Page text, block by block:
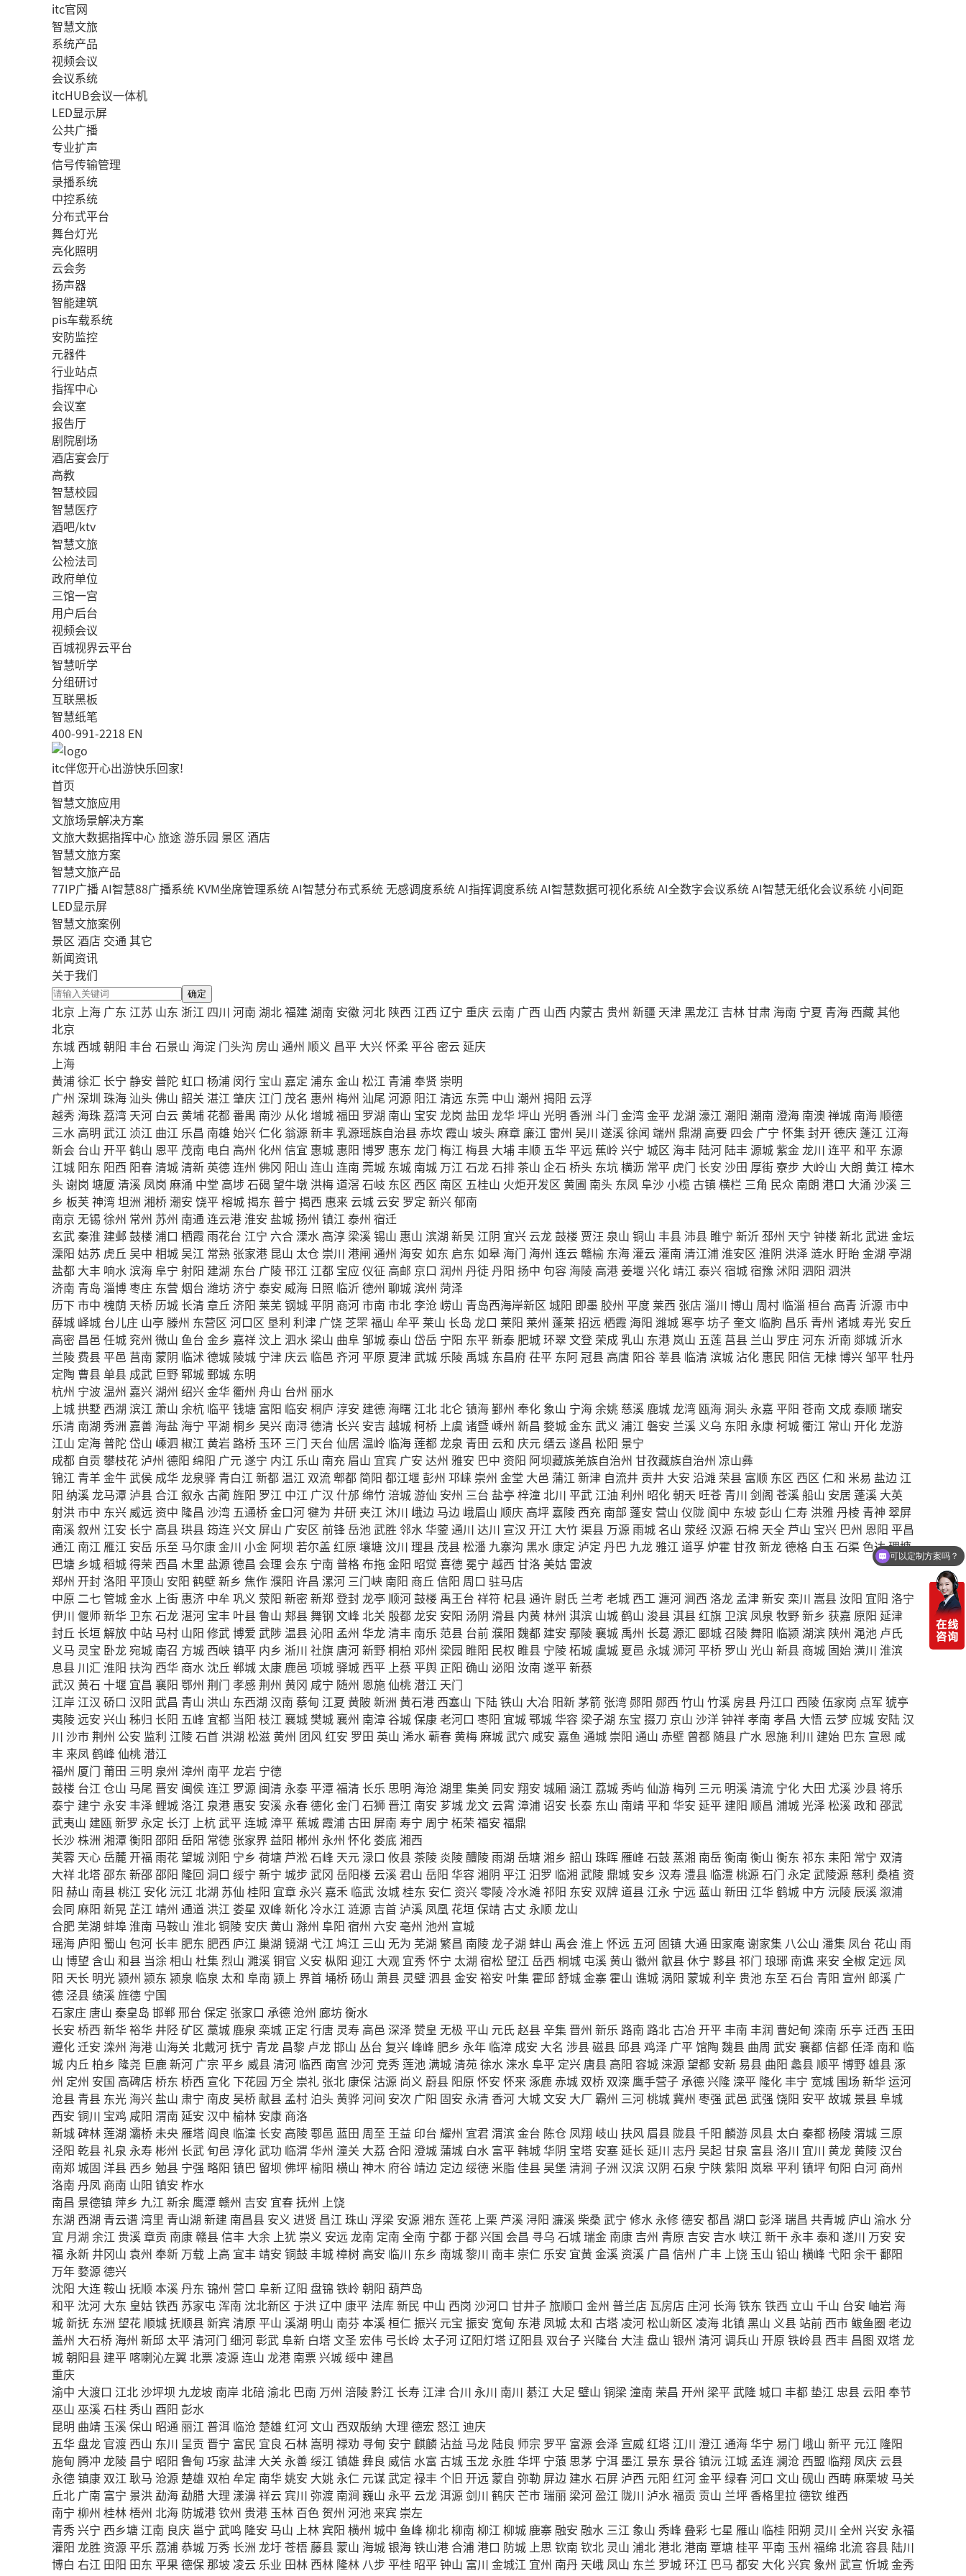
itc官网
智慧文旅
系统产品
视频会议
会议系统
itcHUB会议一体机
LED显示屏
公共广播
专业扩声
信号传输管理
录播系统
中控系统
分布式平台
舞台灯光
亮化照明
云会务
扬声器
智能建筑
pis车载系统
安防监控
元器件
行业站点
指挥中心
会议室
报告厅
剧院剧场
酒店宴会厅
高教
智慧校园
智慧医疗
酒吧/ktv
智慧文旅
公检法司
政府单位
三馆一宫
用户后台
视频会议
百城视界云平台
智慧听学
分组研讨
互联黑板
智慧纸笔
400-991-2218 EN
itc伴您开心出游快乐回家!
首页
智慧文旅应用
文旅场景解决方案
文旅大数据指挥中心旅途游乐园 景区 酒店
智慧文旅方案
智慧文旅产品
77IP广播AI智慧88广播系统 KVM坐席管理系统AI智慧分布式系统无感调度系统AI指挥调度系统AI智慧数据可视化系统AI全数字会议系统AI智慧无纸化会议系统小间距
LED显示屏
智慧文旅案例
景区 酒店 交通其它
新闻资讯
关于我们
确定
北京 上海 广东 江苏 山东 浙江 四川 河南 湖北福建湖南 安徽河北 陕西 江西 辽宁 重庆 云南 广西 山西 内蒙古 贵州 新疆 天津黑龙江 吉林甘肃 海南 宁夏 青海 西藏其他
北京
东城 西城朝阳 丰台 石景山 海淀 门头沟 房山 通州 顺义 昌平 大兴怀柔平谷 密云延庆
上海
黄浦徐汇 长宁 静安 普陀 虹口 杨浦 闵行 宝山 嘉定 浦东 金山 松江 青浦奉贤 崇明
广州 深圳 珠海 汕头佛山 韶关 湛江 肇庆 江门 茂名 惠州 梅州 汕尾 河源 阳江 清远 东莞 中山 潮州 揭阳 云浮
越秀 海珠 荔湾 天河 白云黄埔 花都番禺 南沙 从化增城福田 罗湖 南山 宝安 龙岗 盐田 龙华坪山 光明 香洲 斗门 金湾金平龙湖 濠江 潮阳 潮南 澄海 南澳禅城 南海 顺德
三水 高明 武江 浈江 曲江 乐昌 南雄 始兴仁化 翁源新丰乳源瑶族自治县赤坎 霞山 坡头麻章 廉江 雷州 吴川 遂溪徐闻 端州 鼎湖 高要 四会 广宁 怀集封开德庆 蓬江 江海
新会 台山 开平鹤山 恩平 茂南 电白 高州 化州 信宜 惠城 惠阳 博罗 惠东 龙门 梅江 梅县 大埔丰顺 五华平远 蕉岭 兴宁 城区 海丰 陆河 陆丰源城紫金龙川 连平和平 东源
江城 阳东 阳西 阳春清城清新 英德连州 佛冈 阳山 连山 连南 莞城 东城 南城 万江 石龙石排茶山 企石 桥头 东坑横沥 常平 虎门 长安 沙田 厚街寮步 大岭山 大朗 黄江 樟木
头谢岗 塘厦 清溪 凤岗 麻涌 中堂 高埗石碣 望牛墩 洪梅道滘 石岐 东区 西区 南区 五桂山 火炬开发区 黄圃 南头 东凤阜沙小榄 古镇横栏 三角 民众 南朗 港口 大涌 沙溪 三
乡 板芙 神湾坦洲 湘桥潮安 饶平榕城揭东 普宁 揭西 惠来 云城 云安 罗定 新兴郁南
南京 无锡 徐州 常州 苏州 南通连云港淮安 盐城扬州 镇江 泰州 宿迁
玄武秦淮 建邺鼓楼 浦口 栖霞 雨花台 江宁 六合 溧水 高淳 梁溪锡山 惠山 滨湖 新吴 江阴 宜兴 云龙鼓楼 贾汪 泉山 铜山 丰县 沛县 睢宁 新沂邳州 天宁 钟楼 新北武进金坛
溧阳 姑苏 虎丘 吴中 相城吴江 常熟 张家港 昆山 太仓 崇川 港闸 通州 海安 如东 启东 如皋 海门 海州 连云赣榆 东海灌云灌南 清江浦淮安区 淮阴 洪泽 涟水 盱眙金湖 亭湖
盐都 大丰 响水滨海阜宁 射阳 建湖 东台 广陵邗江 江都 宝应 仪征 高邮 京口 润州 丹徒丹阳 扬中 句容 海陵 高港姜堰兴化靖江 泰兴宿城宿豫 沭阳 泗阳 泗洪
济南 青岛 淄博枣庄 东营 烟台 潍坊济宁 泰安 威海 日照 临沂德州 聊城滨州 菏泽
历下市中 槐荫 天桥 历城 长清章丘 济阳 莱芜钢城平阴 商河市南 市北李沧 崂山 青岛西海岸新区 城阳 即墨 胶州 平度 莱西 张店 淄川 博山 周村 临淄 桓台 高青 沂源市中
薛城 峄城 台儿庄 山亭 滕州 东营区 河口区 垦利 利津 广饶 芝罘福山 牟平 莱山 长岛 龙口 莱阳 莱州 蓬莱招远 栖霞 海阳 潍城 寒亭 坊子奎文 临朐 昌乐 青州 诸城寿光 安丘
高密 昌邑 任城 兖州 微山 鱼台 金乡 嘉祥 汶上 泗水 梁山 曲阜邹城泰山 岱岳 宁阳 东平新泰 肥城环翠文登 荣成乳山 东港 岚山 五莲 莒县 兰山 罗庄河东 沂南 郯城 沂水
兰陵 费县平邑 莒南 蒙阴 临沭德城 陵城 宁津 庆云 临邑 齐河平原 夏津武城 乐陵 禹城 东昌府茌平 东阿冠县 高唐 阳谷莘县 临清滨城 沾化 惠民 阳信无棣博兴邹平牡丹
定陶 曹县单县 成武 巨野 郓城 鄄城 东明
杭州 宁波 温州 嘉兴湖州 绍兴金华衢州 舟山 台州 丽水
上城拱墅 西湖 滨江 萧山 余杭 临平钱塘 富阳 临安 桐庐 淳安 建德 海曙 江北北仑镇海鄞州 奉化 象山 宁海余姚 慈溪 鹿城龙湾 瓯海洞头 永嘉 平阳 苍南 文成泰顺瑞安
乐清 南湖 秀洲 嘉善 海盐 海宁 平湖 桐乡 吴兴 南浔德清 长兴 安吉 越城柯桥 上虞 诸暨 嵊州 新昌 婺城金东 武义 浦江 磐安 兰溪 义乌 东阳 永康柯城衢江 常山 开化龙游
江山 定海普陀 岱山 嵊泗 椒江 黄岩 路桥 玉环 三门 天台 仙居 温岭 临海莲都龙泉 青田 云和 庆元缙云遂昌 松阳 景宁
成都 自贡 攀枝花 泸州 德阳 绵阳 广元遂宁 内江 乐山 南充 眉山 宜宾 广安 达州 雅安 巴中 资阳 阿坝藏族羌族自治州 甘孜藏族自治州 凉山彝
锦江 青羊金牛武侯 成华龙泉驿 青白江 新都 温江 双流郫都 简阳 都江堰彭州 邛崃 崇州 金堂 大邑 蒲江 新津 自流井 贡井 大安 沿滩 荣县 富顺 东区 西区 仁和 米易 盐边 江
阳 纳溪龙马潭 泸县合江 叙永古蔺旌阳 罗江 中江 广汉 什邡 绵竹 涪城游仙 安州 三台 盐亭 梓潼北川 平武 江油 利州 昭化朝天 旺苍 青川 剑阁 苍溪船山 安居 蓬溪 大英
射洪市中 东兴 威远 资中 隆昌 沙湾 五通桥金口河犍为 井研 夹江 沐川 峨边 马边 峨眉山 顺庆 高坪 嘉陵 西充 南部 蓬安 营山 仪陇 阆中 东坡彭山 仁寿 洪雅丹棱 青神 翠屏
南溪叙州 江安 长宁 高县珙县筠连兴文 屏山 广安区 前锋岳池武胜 邻水华蓥 通川 达川 宣汉 开江 大竹 渠县 万源雨城 名山 荥经汉源石棉 天全 芦山 宝兴 巴州 恩阳 平昌
通江 南江 雁江 安岳 乐至 马尔康金川 小金 阿坝 若尔盖 红原 壤塘 汶川 理县 茂县松潘 九寨沟 黑水 康定 泸定 丹巴 九龙雅江 道孚炉霍 甘孜新龙德格 白玉 石渠色达理塘
巴塘 乡城稻城得荣 西昌 木里 盐源德昌 会理 会东 宁南 普格布拖金阳 昭觉 喜德 冕宁 越西 甘洛 美姑 雷波
郑州 开封洛阳 平顶山 安阳 鹤壁新乡 焦作濮阳 许昌 漯河 三门峡 南阳 商丘 信阳 周口 驻马店
中原 二七 管城金水 上街 惠济 中牟巩义 荥阳 新密 新郑登封龙亭 顺河鼓楼 禹王台 祥符 杞县通许 尉氏 兰考 老城 西工瀍河涧西 洛龙 孟津新安 栾川 嵩县 汝阳 宜阳 洛宁
伊川 偃师新华 卫东 石龙湛河 宝丰 叶县鲁山 郏县舞钢 文峰 北关 殷都龙安 安阳 汤阴 滑县 内黄林州 淇滨 山城鹤山 浚县淇县红旗 卫滨 凤泉 牧野新乡 获嘉 原阳 延津
封丘 长垣解放 中站 马村 山阳 修武博爱 武陟 温县沁阳 孟州 华龙清丰 南乐 范县 台前濮阳 魏都 建安 鄢陵襄城 禹州 长葛 源汇 郾城召陵舞阳 临颍 湖滨 陕州 渑池 卢氏
义马 灵宝 卧龙宛城 南召 方城 西峡镇平 内乡 淅川 社旗 唐河新野桐柏 邓州 梁园 睢阳 民权 睢县 宁陵柘城 虞城 夏邑 永城浉河平桥 罗山 光山 新县 商城 固始潢川 淮滨
息县 川汇 淮阳 扶沟 西华 商水 沈丘 郸城 太康 鹿邑 项城驿城 西平 上蔡 平舆 正阳 确山 泌阳 汝南 遂平新蔡
武汉 黄石 十堰 宜昌 襄阳 鄂州 荆门 孝感荆州 黄冈 咸宁 随州 恩施仙桃潜江 天门
江岸 江汉 硚口 汉阳 武昌 青山 洪山 东西湖 汉南 蔡甸 江夏 黄陂 新洲 黄石港 西塞山 下陆铁山 大冶 阳新茅箭 张湾 郧阳 郧西 竹山 竹溪 房县丹江口 西陵伍家岗 点军 猇亭
夷陵远安 兴山 秭归 长阳 五峰 宜都 当阳 枝江 襄城樊城襄州 南漳谷城保康老河口 枣阳 宜城鄂城华容 梁子湖 东宝 掇刀 京山 沙洋钟祥孝南 孝昌 大悟 云梦 应城 安陆汉
川 沙市荆州 公安 监利 江陵石首 洪湖 松滋黄州 团风红安 罗田 英山 浠水蕲春黄梅麻城武穴 咸安 嘉鱼 通城 崇阳 通山 赤壁 曾都 随县 广水 恩施利川 建始 巴东 宣恩 咸
丰 来凤鹤峰 仙桃潜江
福州 厦门 莆田 三明 泉州 漳州 南平龙岩 宁德
鼓楼 台江 仓山 马尾 晋安 闽侯连江 罗源 闽清 永泰平潭福清 长乐 思明 海沧 湖里 集美 同安 翔安 城厢 涵江 荔城秀屿仙游梅列 三元 明溪清流 宁化 大田 尤溪沙县将乐
泰宁 建宁 永安 丰泽鲤城洛江 泉港 惠安 安溪 永春德化金门 石狮 晋江 南安 芗城龙文 云霄 漳浦诏安 长泰 东山 南靖平和 华安 延平 建阳 顺昌 浦城光泽松溪政和 邵武
武夷山 建瓯新罗 永定 长汀 上杭武平连城 漳平 蕉城 霞浦古田 屏南 寿宁 周宁 柘荣 福安 福鼎
长沙株洲 湘潭衡阳 邵阳 岳阳 常德 张家界 益阳 郴州 永州 怀化 娄底湘西
芙蓉 天心岳麓开福 雨花望城 浏阳 宁乡 荷塘 芦淞石峰 天元 渌口 攸县茶陵 炎陵醴陵雨湖 岳塘湘乡 韶山 珠晖 雁峰 石鼓 蒸湘 南岳衡南 衡山 衡东 祁东 耒阳 常宁 双清
大祥北塔邵东 新邵邵阳 隆回 洞口 绥宁 新宁 城步 武冈 岳阳楼 云溪君山 岳阳 华容湘阴 平江 汨罗 临湘 武陵鼎城 安乡 汉寿 澧县 临澧桃源石门 永定 武陵源 慈利 桑植 资
阳 赫山 南县桃江 安化沅江 北湖 苏仙 桂阳 宜章 永兴 嘉禾 临武 汝城桂东 安仁 资兴零陵 冷水滩 祁阳 东安 双牌道县 江永 宁远 蓝山 新田 江华鹤城 中方 沅陵 辰溪 溆浦
会同 麻阳 新晃 芷江 靖州 通道 洪江 娄星 双峰 新化 冷水江 涟源 吉首 泸溪 凤凰 花垣保靖古丈 永顺龙山
合肥 芜湖 蚌埠淮南 马鞍山 淮北铜陵 安庆黄山 滁州 阜阳 宿州 六安 亳州 池州 宣城
瑶海 庐阳 蜀山 包河 长丰 肥东 肥西 庐江 巢湖 镜湖 弋江 鸠江 三山 无为 芜湖 繁昌 南陵龙子湖 蚌山 禹会淮上 怀远 五河 固镇 大通 田家庵谢家集 八公山 潘集 凤台 花山 雨
山 博望 含山 和县 当涂相山 杜集 烈山 濉溪铜官 义安 枞阳 迎江 大观 宜秀怀宁 太湖 宿松 望江 岳西 桐城 屯溪黄山 徽州 歙县休宁 黟县祁门 琅琊 南谯 来安 全椒 定远 凤
阳 天长 明光颍州 颍东 颍泉 临泉 太和 阜南 颍上 界首埇桥砀山 萧县 灵璧泗县金安 裕安 叶集 霍邱舒城金寨 霍山 谯城 涡阳 蒙城利辛 贵池 东至 石台 青阳 宣州 郎溪 广
德 泾县绩溪旌德 宁国
石家庄 唐山 秦皇岛 邯郸 邢台 保定 张家口 承德 沧州 廊坊衡水
长安 桥西 新华裕华 井陉矿区 藁城 鹿泉 栾城 正定 行唐 灵寿 高邑 深泽 赞皇 无极 平山 元氏赵县辛集 晋州 新乐 路南 路北古冶 开平丰南 丰润 曹妃甸 滦南 乐亭 迁西 玉田
遵化迁安 滦州 海港 山海关 北戴河抚宁 青龙 昌黎 卢龙邯山 丛台 复兴 峰峰 肥乡 永年 临漳 成安 大名 涉县磁县邱县鸡泽 广平馆陶 魏县 曲周 武安 襄都信都任泽 南和 临
城 内丘 柏乡 隆尧 巨鹿新河 广宗 平乡 威县清河 临西 南宫 沙河竞秀莲池 满城清苑徐水 涞水阜平 定兴 唐县 高阳 容城 涞源望都 安新易县 曲阳 蠡县 顺平博野雄县涿
州 定州 安国 高碑店 桥东 桥西 宣化下花园 万全 崇礼 张北 康保 沽源 尚义 蔚县 阳原 怀安 怀来涿鹿赤城 双桥 双滦 鹰手营子承德兴隆 滦平 隆化丰宁 宽城 围场 新华运河
沧县 青县 东光 海兴 盐山 肃宁 南皮 吴桥献县 孟村 泊头黄骅河间 安次 广阳 固安 永清 香河 大城文安 大厂 霸州 三河桃城冀州 枣强 武邑 武强 饶阳 安平故城 景县阜城
西安 铜川 宝鸡 咸阳 渭南 延安 汉中 榆林 安康 商洛
新城碑林莲湖 灞桥未央 雁塔 阎良 临潼 长安 高陵鄠邑 蓝田 周至 王益 印台 耀州 宜君渭滨金台 陈仓 凤翔 岐山 扶风 眉县 陇县千阳 麟游 凤县 太白 秦都杨陵渭城 三原
泾阳 乾县礼泉 永寿彬州 长武旬邑 淳化武功 临渭 华州 潼关 大荔 合阳 澄城蒲城 白水 富平韩城华阴 宝塔 安塞延长 延川 志丹吴起甘泉 富县洛川 宜川 黄龙黄陵汉台
南郑城固 洋县 西乡 勉县 宁强 略阳 镇巴 留坝 佛坪榆阳 横山 神木 府谷靖边 定边绥德 米脂佳县吴堡 清涧 子洲 汉滨汉阴 石泉 宁陕紫阳 岚皋平利 镇坪旬阳 白河 商州
洛南 丹凤 商南 山阳 镇安 柞水
南昌 景德镇萍乡 九江 新余 鹰潭赣州 吉安 宜春抚州 上饶
东湖 西湖 青云谱湾里 青山湖 新建 南昌县 安义 进贤 昌江 珠山 浮梁 安源湘东 莲花 上栗 芦溪 浔阳 濂溪柴桑武宁 修水 永修德安 都昌 湖口 彭泽瑞昌 共青城 庐山 渝水 分
宜 月湖 余江 贵溪章贡 南康赣县信丰 大余 上犹 崇义 安远 龙南 定南 全南 宁都于都兴国 会昌 寻乌 石城瑞金 南康 吉州 青原 吉安 吉水 峡江 新干 永丰泰和 遂川 万安 安
福 永新 井冈山 袁州 奉新 万载 上高 宜丰靖安 铜鼓丰城樟树 高安 临川 东乡 南城黎川 南丰 崇仁 乐安 宜黄金溪 资溪 广昌 信州 广丰 上饶 玉山 铅山 横峰 弋阳 余干鄱阳
万年婺源德兴
沈阳 大连鞍山 抚顺本溪丹东 锦州 营口 阜新辽阳 盘锦 铁岭 朝阳 葫芦岛
和平 沈河 大东 皇姑铁西 苏家屯 浑南 沈北新区 于洪辽中 康平 法库新民 中山 西岗 沙河口 甘井子旅顺口 金州 普兰店 瓦房店 庄河 长海铁东 铁西 立山 千山 台安 岫岩 海
城新抚 东洲 望花 顺城抚顺县新宾 清原 平山 溪湖 明山 南芬 本溪桓仁振兴 元宝 振安 宽甸 东港 凤城 太和 古塔 凌河松山新区 凌海北镇黑山 义县 站前 西市 鲅鱼圈 老边
盖州 大石桥 海州 新邱 太平清河门 细河彰武阜新 白塔文圣宏伟 弓长岭 太子河辽阳灯塔辽阳县 双台子兴隆台 大洼 盘山 银州 清河调兵山 开原 铁岭县 西丰 昌图 双塔龙
城朝阳县 建平 喀喇沁左翼北票 凌源连山 龙港 南票兴城绥中 建昌
重庆
渝中 大渡口 江北沙坪坝 九龙坡 南岸北碚渝北 巴南 万州 涪陵黔江 长寿 江津合川 永川 南川 綦江 大足 璧山 铜梁潼南 荣昌 开州 梁平武隆城口 丰都 垫江 忠县 云阳 奉节
巫山 巫溪石柱 秀山 酉阳 彭水
昆明 曲靖 玉溪保山 昭通丽江 普洱 临沧 楚雄 红河文山 西双版纳 大理 德宏 怒江 迪庆
五华盘龙 官渡 西山 东川 呈贡 晋宁 富民 宜良 石林嵩明 禄劝 寻甸 安宁 麒麟 沾益 马龙 陆良 师宗 罗平 富源 会泽 宣威红塔 江川 澄江 通海华宁 易门 峨山 新平 元江 隆阳
施甸 腾冲 龙陵 昌宁 昭阳 鲁甸 巧家 盐津 大关 永善绥江 镇雄 彝良 威信水富 古城 玉龙 永胜 华坪 宁蒗 思茅 宁洱 墨江 景东 景谷镇沅 江城 孟连 澜沧 西盟 临翔 凤庆 云县
永德镇康 双江 耿马 沧源 楚雄 双柏 牟定 南华姚安 大姚 永仁 元谋武定 禄丰个旧 开远 蒙自 弥勒 屏边 建水石屏 泸西 元阳 红河金平绿春河口 文山 砚山 西畴麻栗坡 马关
丘北 广南 富宁 景洪 勐海 勐腊 大理 漾濞祥云 宾川 弥渡 南涧 巍山 永平 云龙 洱源剑川 鹤庆 芒市瑞丽 梁河盈江 陇川 泸水福贡 贡山 兰坪 香格里拉 德钦维西
南宁 柳州 桂林梧州 北海 防城港钦州 贵港 玉林 百色贺州 河池 来宾 崇左
青秀兴宁 西乡塘 江南 良庆 邕宁 武鸣 隆安 马山 上林 宾阳 横州 城中 鱼峰 柳北柳南 柳江 柳城 鹿寨融安 融水 三江 象山 秀峰 叠彩七星 雁山 临桂 阳朔 灵川 全州 兴安 永福
灌阳 龙胜 资源平乐 荔浦恭城 万秀 长洲 龙圩苍梧 藤县蒙山 海城银海铁山港合浦港口 防城 上思 钦南 钦北 灵山 浦北港北港南 覃塘桂平平南 玉州 福绵 北流 容县 陆川
博白 右江 田阳 田东 平果 德保那坡 凌云 乐业 田林 西林 隆林 八步 平桂 昭平钟山 富川 金城江 宜州 南丹 天峨 凤山 东兰 罗城环江 巴马 都安 大化兴宾 象州 武宣 忻城金秀
你们电话多少
可以定制方案吗？